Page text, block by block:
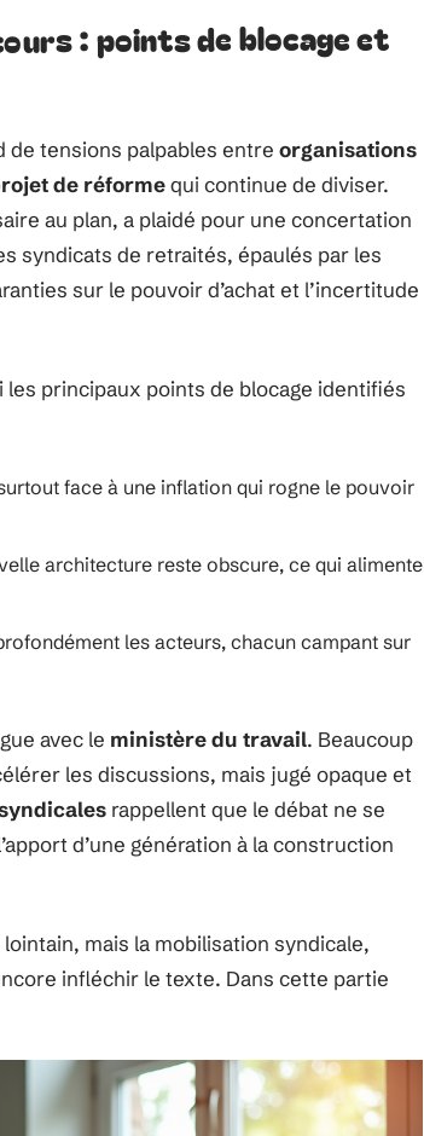
: points de blocage et
de tensions palpables entre organisations
de réformequi continue de diviser.
au plan, a plaidé pour une concertation
syndicats de retraités, épaulés par les
sur le pouvoir d’achat et l’incertitude
principaux points de blocage identifiés
face à une inflation qui rogne le pouvoir
architecture reste obscure, ce qui alimente
les acteurs, chacun campant sur
avec le ministère du travail. Beaucoup
les discussions, mais jugé opaque et
rappellent que le débat ne se
d’une génération à la construction
mais la mobilisation syndicale,
infléchir le texte. Dans cette partie